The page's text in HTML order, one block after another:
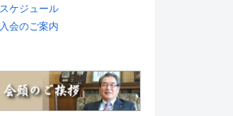
スケジュール
入会のご案内